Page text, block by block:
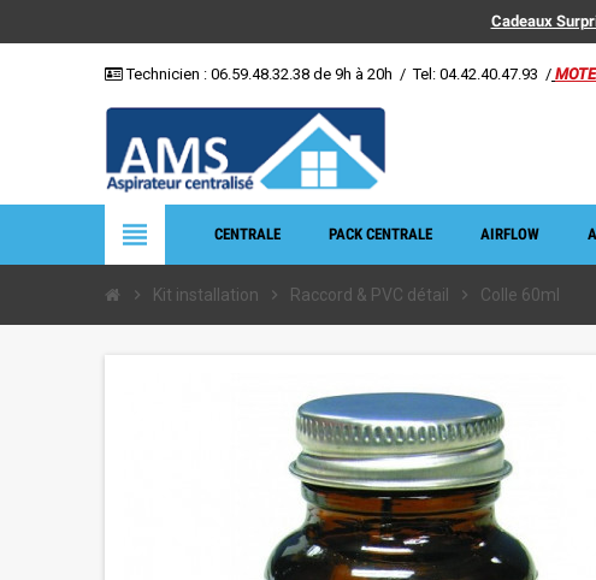
Cadeaux
Technicien : 06.59.48.32.38 de 9h à 20h / Tel: 04.42.40.47.93 /
view_headline CENTRALE PACK CENTRALE AIRFLOW
chevron_right Kit installation chevron_right Raccord & PVC détail chevron_right Colle 60ml